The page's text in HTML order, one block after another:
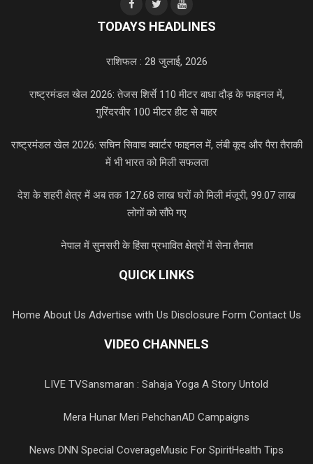
TODAYS HEADLINES
राशिफल : 28 जुलाई, 2026
राष्ट्रमंडल खेल 2026: तेजस शिर्से 110 मीटर बाधा दौड़ के फाइनल में,
गुरिंदरवीर 100 मीटर हीट से बाहर
राष्ट्रमंडल खेल 2026: सचिन सिवाच क्वार्टर फाइनल में, लंबी कूद और पैरा तैराकी
में भी भारत को मिली सफलता
देश के शहरी क्षेत्र में अब तक 127.68 लाख घरों को मिली मंजूरी, 99.07 लाख
लोगों को सौंपे गए
नेपाल में सुनसरी के हिंसा प्रभावित क्षेत्रों में सेना तैनात
QUICK LINKS
Home About Us Advertise with Us Disclosure Form Contact Us
VIDEO CHANNELS
LIVE TVSansmaran : Sahaja Yoga A Story Untold
Mera Hunar Meri PehchanAD Campaigns
News DNN Special CoverageMusic For SpiritHealth Tips